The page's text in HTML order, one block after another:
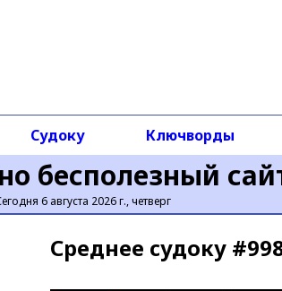
бесполезный
6 августа 2026 г., четверг
Судоку Ключворды
Среднее cудоку